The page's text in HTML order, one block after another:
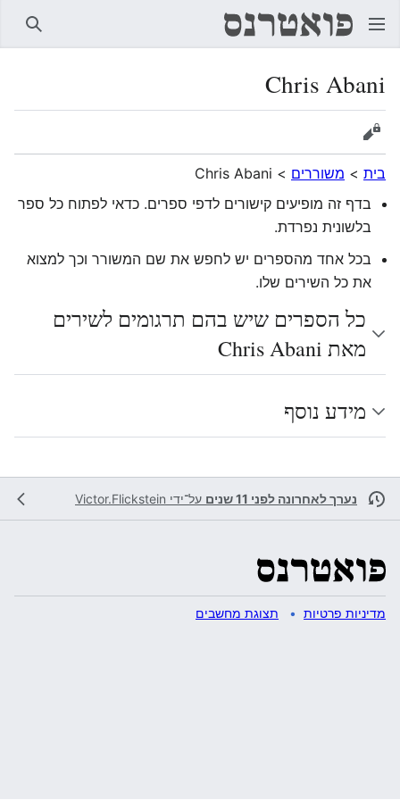
Chris Abani
הצגת מקור
בית > משוררים >
Chris Abani
בדף זה מופיעים קישורים לדפי ספרים. כדאי לפתוח כל ספר
בלשונית נפרדת.
בכל אחד מהספרים יש לחפש את שם המשורר וכך למצוא
את כל השירים שלו.
כל הספרים שיש בהם תרגומים לשירים
מאת Chris Abani
מידע נוסף
נערך לאחרונה לפני 11 שנים על־ידי Victor.Flickstein
מדיניות פרטיות תצוגת מחשבים